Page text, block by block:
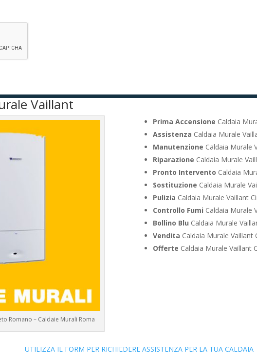
Vaillant
Romano – Caldaie Murali Roma
Prima Accensione Caldaia
Assistenza Caldaia Murale
Manutenzione Caldaia Murale
Riparazione Caldaia Murale
Pronto Intervento Caldaia
Sostituzione Caldaia Murale
Pulizia Caldaia Murale Vaillant
Controllo Fumi Caldaia Murale
Bollino Blu Caldaia Murale
Vendita Caldaia Murale Vaillant
Offerte Caldaia Murale Vaillant
UTILIZZA IL FORM PER RICHIEDERE ASSISTENZA PER LA TUA CALDAIA